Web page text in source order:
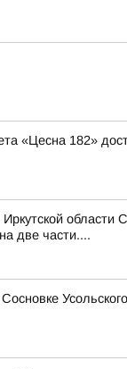
«Цесна 182»
две части....